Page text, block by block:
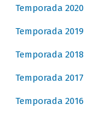
Temporada 2020
Temporada 2019
Temporada 2018
Temporada 2017
Temporada 2016